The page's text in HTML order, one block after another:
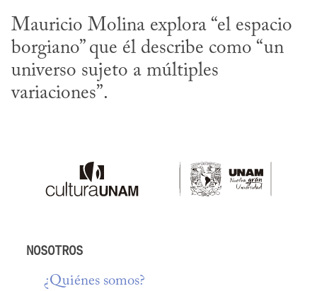
Mauricio Molina explora “el espacio
borgiano” que él describe como “un
universo sujeto a múltiples
variaciones”.
NOSOTROS
¿Quiénes somos?